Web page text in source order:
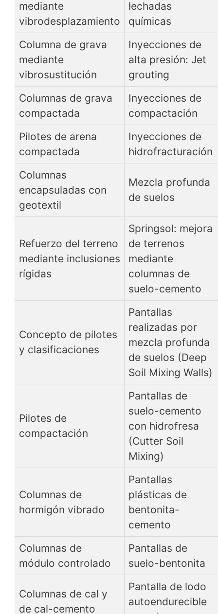
mediante
vibrodesplazamiento
lechadas
químicas
Columna de grava
mediante
vibrosustitución
Inyecciones de
alta presión: Jet
grouting
Columnas de grava
compactada
Inyecciones de
compactación
Pilotes de arena
compactada
Inyecciones de
hidrofracturación
Columnas
encapsuladas con
geotextil
Mezcla profunda
de suelos
Refuerzo del terreno
mediante inclusiones
rígidas
Springsol: mejora
de terrenos
mediante
columnas de
suelo-cemento
Concepto de pilotes
y clasificaciones
Pantallas
realizadas por
mezcla profunda
de suelos (Deep
Soil Mixing Walls)
Pilotes de
compactación
Pantallas de
suelo-cemento
con hidrofresa
(Cutter Soil
Mixing)
Columnas de
hormigón vibrado
Pantallas
plásticas de
bentonita-
cemento
Columnas de
módulo controlado
Pantallas de
suelo-bentonita
Columnas de cal y
de cal-cemento
Pantalla de lodo
autoendurecible